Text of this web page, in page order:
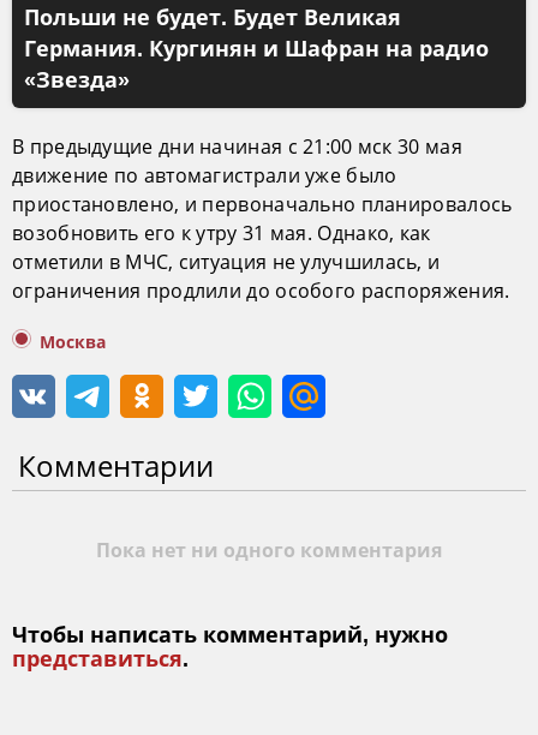
Польши не будет. Будет Великая
Германия. Кургинян и Шафран на радио
«Звезда»
В предыдущие дни начиная с 21:00 мск 30 мая
движение по автомагистрали уже было
приостановлено, и первоначально планировалось
возобновить его к утру 31 мая. Однако, как
отметили в МЧС, ситуация не улучшилась, и
ограничения продлили до особого распоряжения.
Москва
Комментарии
Пока нет ни одного комментария
Чтобы написать комментарий, нужно
представиться.